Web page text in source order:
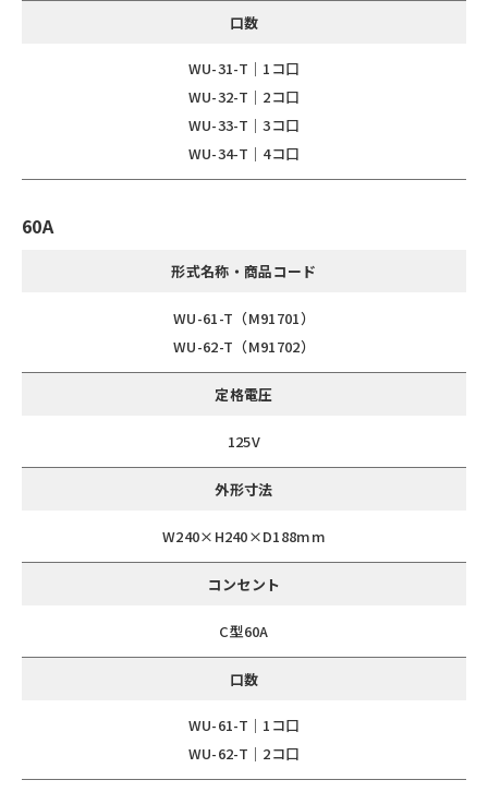
口数
WU-31-T｜1コ口
WU-32-T｜2コ口
WU-33-T｜3コ口
WU-34-T｜4コ口
60A
形式名称・商品コード
WU-61-T（M91701）
WU-62-T（M91702）
定格電圧
125V
外形寸法
W240×H240×D188mm
コンセント
C型60A
口数
WU-61-T｜1コ口
WU-62-T｜2コ口